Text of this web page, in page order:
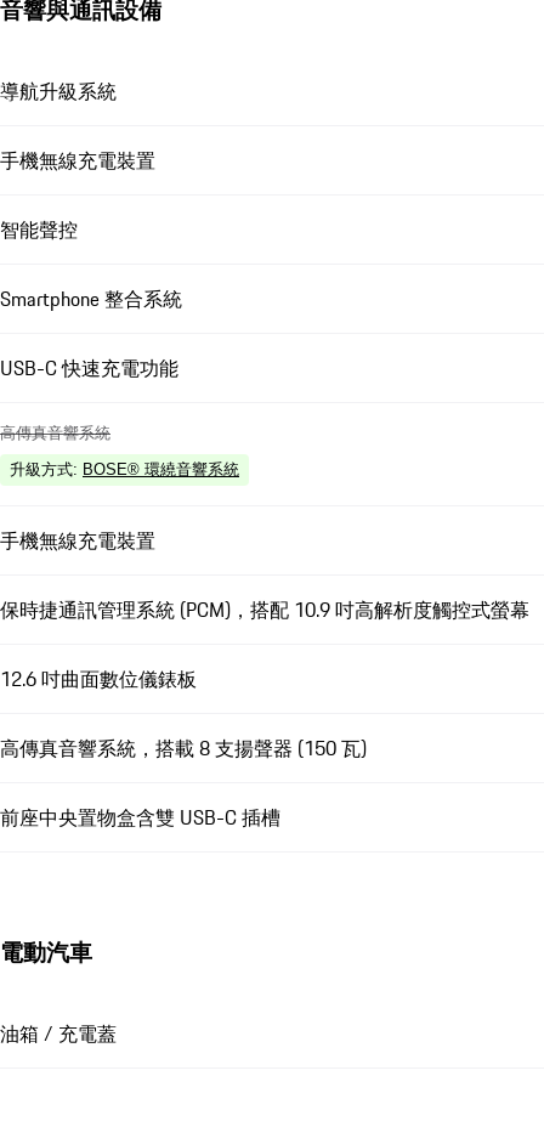
音響與通訊設備
導航升級系統
手機無線充電裝置
智能聲控
Smartphone 整合系統
USB-C 快速充電功能
高傳真音響系統
升級方式: BOSE® 環繞音響系統
手機無線充電裝置
保時捷通訊管理系統 (PCM)，搭配 10.9 吋高解析度觸控式螢幕
12.6 吋曲面數位儀錶板
高傳真音響系統，搭載 8 支揚聲器 (150 瓦)
前座中央置物盒含雙 USB-C 插槽
電動汽車
油箱 / 充電蓋